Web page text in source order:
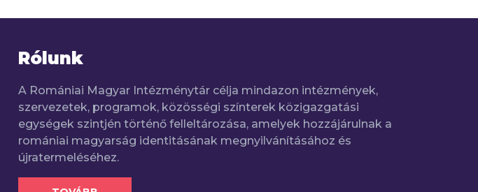
Rólunk
A Romániai Magyar Intézménytár célja mindazon intézmények,
szervezetek, programok, közösségi színterek közigazgatási
egységek szintjén történő felleltározása, amelyek hozzájárulnak a
romániai magyarság identitásának megnyilvánításához és
újratermeléséhez.